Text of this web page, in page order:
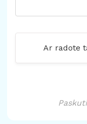
Ar radote